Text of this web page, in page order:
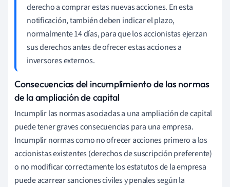
derecho a comprar estas nuevas acciones. En esta
notificación, también deben indicar el plazo,
normalmente 14 días, para que los accionistas ejerzan
sus derechos antes de ofrecer estas acciones a
inversores externos.
Consecuencias del incumplimiento de las normas
de la ampliación de capital
Incumplir las normas asociadas a una ampliación de capital
puede tener graves consecuencias para una empresa.
Incumplir normas como no ofrecer acciones primero a los
accionistas existentes (derechos de suscripción preferente)
o no modificar correctamente los estatutos de la empresa
puede acarrear sanciones civiles y penales según la